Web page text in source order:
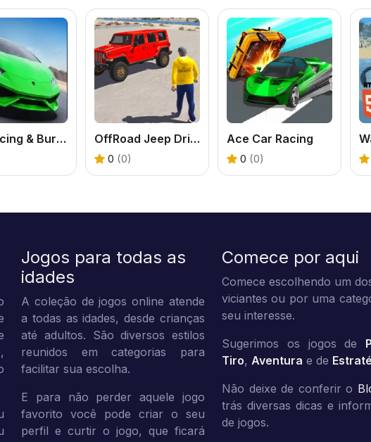
Car Racing & BurnOut Drift OffRoad Jeep Driving Game
0 (0)
Ace Car Racing
0 (0)
Jogos para todas as
idades
A coleção de jogos online atende
a todas as idades, desde crianças
até adultos. São diversos estilos
reunidos em categorias para
facilitar sua escolha.
E para não perder aquele jogo
favorito você pode criar o seu
perfil e curtir o jogo, que ficará
Comece por aqui
Comece escolhendo um
viciantes ou por uma
seu interesse.
Sugerimos os jogos de
Tiro, Aventura e de
Não deixe de conferir o
trás diversas dicas e
de jogos.